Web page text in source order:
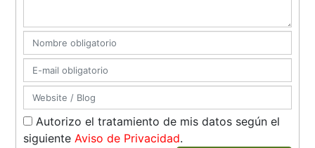
Autorizo el tratamiento de mis datos según el
siguienteAviso de Privacidad.